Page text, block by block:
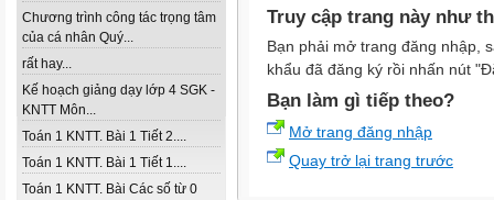
Chương trình công tác trọng tâm
của cá nhân Quý...
rất hay...
Kế hoạch giảng dạy lớp 4 SGK -
KNTT Môn...
Toán 1 KNTT. Bài 1 Tiết 2....
Toán 1 KNTT. Bài 1 Tiết 1....
Toán 1 KNTT. Bài Các số từ 0
Truy cập trang này như
Bạn phải mở trang đăng nhập,
khẩu đã đăng ký rồi nhấn nút
Bạn làm gì tiếp theo?
Mở trang đăng nhập
Quay trở lại trang trước